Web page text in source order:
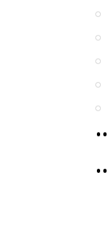
••
••